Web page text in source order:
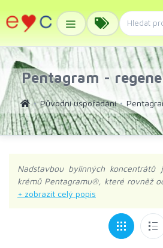
Pentagram -
Původní uspořádání
Nadstavbou bylinných koncentrátů
krémů Pentagramu®, které rovněž
prvků: Protektin – Dřevo, Ruticelit –
obsahuje výjimečných 50 %
podíl výživných a ochranných